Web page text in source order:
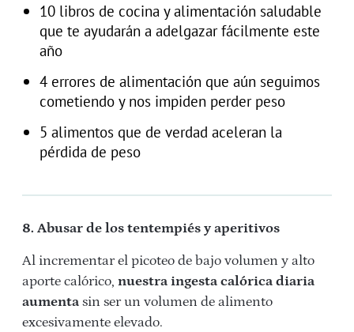
10 libros de cocina y alimentación saludable
que te ayudarán a adelgazar fácilmente este
año
4 errores de alimentación que aún seguimos
cometiendo y nos impiden perder peso
5 alimentos que de verdad aceleran la
pérdida de peso
8. Abusar de los tentempiés y aperitivos
Al incrementar el picoteo de bajo volumen y alto
aporte calórico, nuestra ingesta calórica diaria
aumenta sin ser un volumen de alimento
excesivamente elevado.